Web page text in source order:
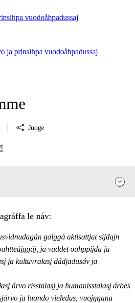
vuodoåhpadussaj
ja prinsihpa vuodoåhpadussaj
Juoge
le náv:
galggá aktisattjat sijdajn
ja vaddet oahppijda ja
ja kultuvralasj dádjadusáv ja
árvo risstalasj ja humanisstalasj árbes
ja luondo vieledus, vuojŋŋana